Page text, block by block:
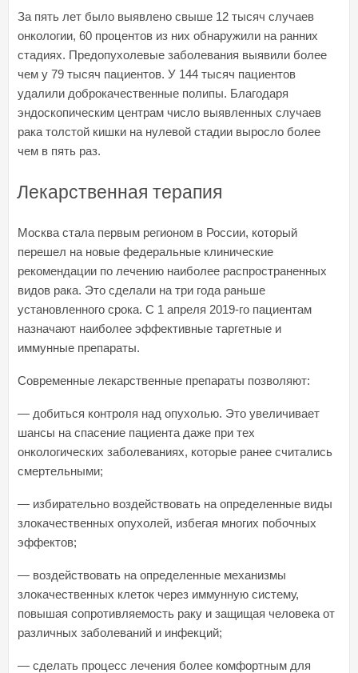
За пять лет было выявлено свыше 12 тысяч случаев
онкологии, 60 процентов из них обнаружили на ранних
стадиях. Предопухолевые заболевания выявили более
чем у 79 тысяч пациентов. У 144 тысяч пациентов
удалили доброкачественные полипы. Благодаря
эндоскопическим центрам число выявленных случаев
рака толстой кишки на нулевой стадии выросло более
чем в пять раз.
Лекарственная терапия
Москва стала первым регионом в России, который
перешел на новые федеральные клинические
рекомендации по лечению наиболее распространенных
видов рака. Это сделали на три года раньше
установленного срока. С 1 апреля 2019-го пациентам
назначают наиболее эффективные таргетные и
иммунные препараты.
Современные лекарственные препараты позволяют:
— добиться контроля над опухолью. Это увеличивает
шансы на спасение пациента даже при тех
онкологических заболеваниях, которые ранее считались
смертельными;
— избирательно воздействовать на определенные виды
злокачественных опухолей, избегая многих побочных
эффектов;
— воздействовать на определенные механизмы
злокачественных клеток через иммунную систему,
повышая сопротивляемость раку и защищая человека от
различных заболеваний и инфекций;
— сделать процесс лечения более комфортным для